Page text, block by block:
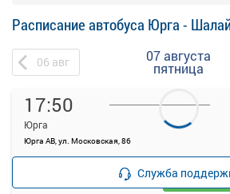
Расписание автобуса Юрга -
06 авг 07 августа
пятница
17:50
Юрга
Юрга АВ, ул. Московская, 86
— Служба